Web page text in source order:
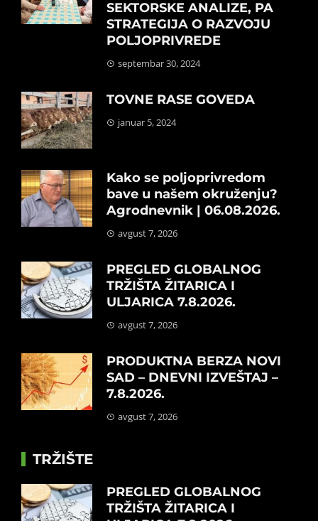
SEKTORSKE ANALIZE, PA
STRATEGIJA O RAZVOJU
POLJOPRIVREDE
septembar 30, 2024
TOVNE RASE GOVEDA
januar 5, 2024
Kako se poljoprivredom
bave u našem okruženju?
Agrodnevnik | 06.08.2026.
avgust 7, 2026
PREGLED GLOBALNOG
TRŽIŠTA ŽITARICA I
ULJARICA 7.8.2026.
avgust 7, 2026
PRODUKTNA BERZA NOVI
SAD – DNEVNI IZVEŠTAJ –
7.8.2026.
avgust 7, 2026
TRŽIŠTE
PREGLED GLOBALNOG
TRŽIŠTA ŽITARICA I